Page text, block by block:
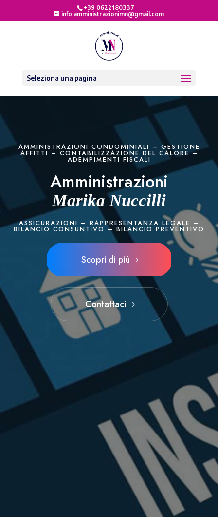
+39 0622180337
info.amministrazionimn@gmail.com
Seleziona una pagina
AMMINISTRAZIONI CONDOMINIALI – GESTIONE
AFFITTI – CONTABILIZZAZIONE DEL CALORE –
ADEMPIMENTI FISCALI
Amministrazioni
Marika Nuccilli
ASSICURAZIONI – RAPPRESENTANZA LEGALE –
BILANCIO CONSUNTIVO – BILANCIO PREVENTIVO
Scopri di più
Contattaci